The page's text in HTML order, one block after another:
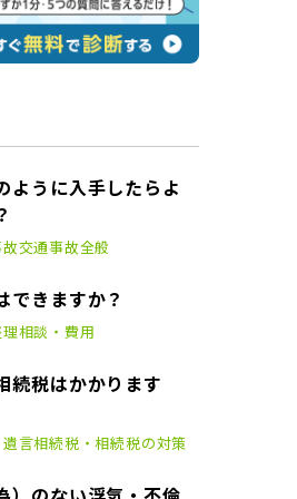
ように入手したらよ
交通事故全般
できますか？
相談・費用
続税はかかります
言相続税・相続税の対策